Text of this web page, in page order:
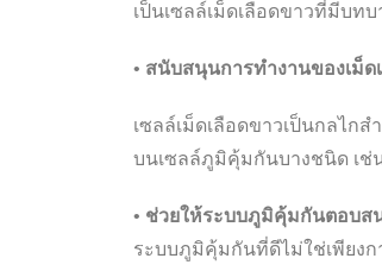
เป็นเซลล์เม็ดเลือดขาวที่มีบ
• สนับสนุนการทำงานของเม็ด
เซลล์เม็ดเลือดขาวเป็นกลไก
บนเซลล์ภูมิคุ้มกันบางชนิด เช่
• ช่วยให้ระบบภูมิคุ้มกันตอบส
ระบบภูมิคุ้มกันที่ดีไม่ใช่เพียง